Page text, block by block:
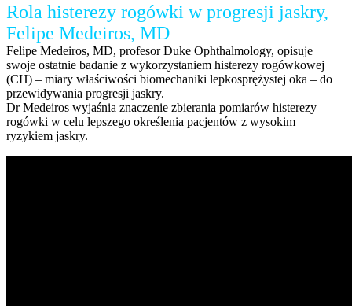
Rola histerezy rogówki w progresji jaskry,
Felipe Medeiros, MD
Felipe Medeiros, MD, profesor Duke Ophthalmology, opisuje
swoje ostatnie badanie z wykorzystaniem histerezy rogówkowej
(CH) – miary właściwości biomechaniki lepkosprężystej oka – do
przewidywania progresji jaskry.
Dr Medeiros wyjaśnia znaczenie zbierania pomiarów histerezy
rogówki w celu lepszego określenia pacjentów z wysokim
ryzykiem jaskry.